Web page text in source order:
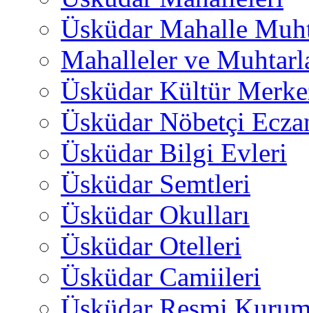
Üsküdar Mahalle
Mahalleler ve
Üsküdar Kültür
Üsküdar Nöbetçi
Üsküdar Bilgi Evleri
Üsküdar Semtleri
Üsküdar Okulları
Üsküdar Otelleri
Üsküdar Camiileri